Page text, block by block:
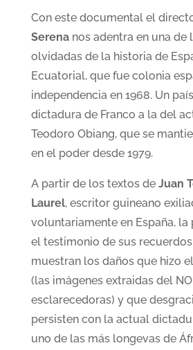
Con este documental el
Serenanos adentra en una de
olvidadas de la historia de
Ecuatorial, que fue colonia
independencia en 1968. Un
dictadura de Franco a la del
Teodoro Obiang, que se
en el poder desde 1979.
A partir de los textos de Juan
Laurel, escritor guineano
voluntariamente en España,
el testimonio de sus
muestran los daños que hizo
(las imágenes extraidas del
esclarecedoras) y que
persisten con la actual
uno de las más longevas de